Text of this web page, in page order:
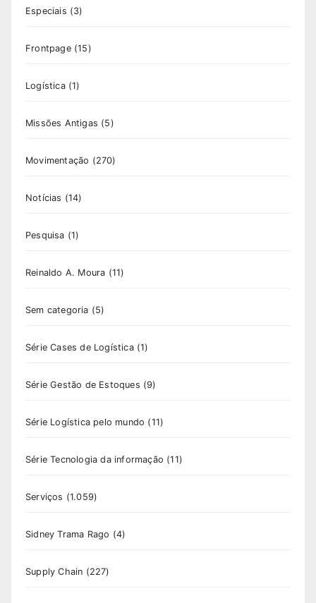
Especiais (3)
Frontpage(15)
Logística(1)
Missões Antigas (5)
Movimentação (270)
Notícias (14)
Pesquisa (1)
Reinaldo A. Moura (11)
Sem categoria (5)
Série Cases de Logística(1)
Série Gestão de Estoques (9)
Série Logística pelo mundo (11)
Série Tecnologia da informação (11)
Serviços (1.059)
Sidney Trama Rago (4)
Supply Chain (227)